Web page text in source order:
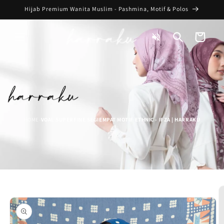
Skip to
content
Hijab Premium Wanita Muslim - Pashmina, Motif & Polos
Toggle
Audio
Cart
VOAL SUPERFINE SEGIEMPAT MOTIF ETHNIC - IFZA | HARRAKU
information